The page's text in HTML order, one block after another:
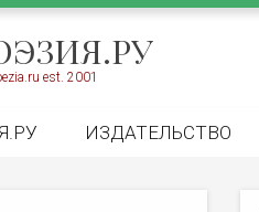
est. 2001
ИЗДАТЕЛЬСТВО